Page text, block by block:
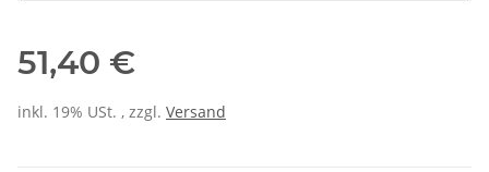
51,40 €
inkl. 19% USt. , zzgl. Versand